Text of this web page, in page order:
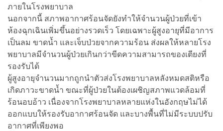
ภายในโรงพยาบาล
นอกจากนี้ สภาพอากาศร้อนจัดยังทำให้จำนวนผู้ป่วยที่เข้า
ห้องฉุกเฉินเพิ่มขึ้นอย่างรวดเร็ว โดยเฉพาะผู้สูงอายุที่มีอาการ
เป็นลม ขาดน้ำ และเจ็บป่วยจากความร้อน ส่งผลให้หลายโรง
พยาบาลมีจำนวนผู้ป่วยเกินกว่าขีดความสามารถของเตียงที่
รองรับได้
ผู้สูงอายุจำนวนมากถูกนำตัวส่งโรงพยาบาลหลังหมดสติหรือ
เกิดภาวะขาดน้ำ ขณะที่ผู้ป่วยในต้องเผชิญสภาพแวดล้อมที่
ร้อนอบอ้าว เนื่องจากโรงพยาบาลหลายแห่งในอังกฤษไม่ได้
ออกแบบให้รองรับอากาศร้อนจัด และบางพื้นที่ไม่มีระบบปรับ
อากาศที่เพียงพอ